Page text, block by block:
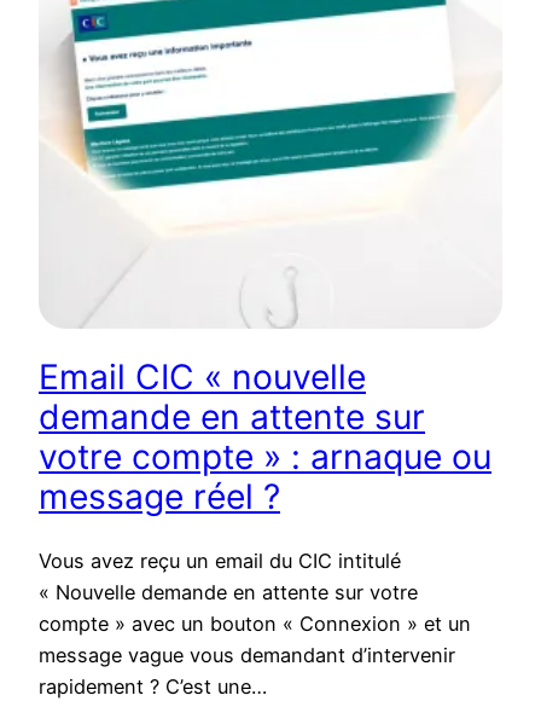
Email CIC « nouvelle
demande en attente sur
votre compte » : arnaque ou
message réel ?
Vous avez reçu un email du CIC intitulé
« Nouvelle demande en attente sur votre
compte » avec un bouton « Connexion » et un
message vague vous demandant d’intervenir
rapidement ? C’est une…